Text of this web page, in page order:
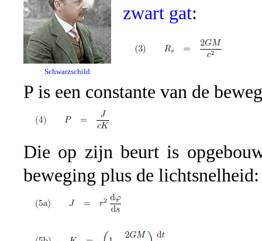
Schwarzschild
zwart gat:
P is een constante van de
Die op zijn beurt is
beweging plus de lichtsnelheid: